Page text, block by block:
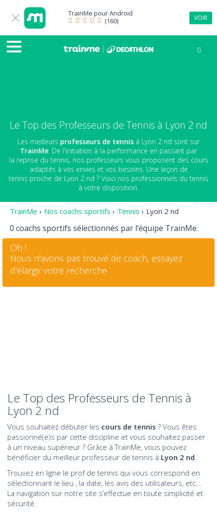
TrainMe pourAndroid
(160)
VOIR
Le Top des Professeurs de Tennis à Lyon 2 nd
Les meilleurs professeurs de tennis à Lyon 2 nd sont sur
TrainMe . De l'initiation à la performance en passant par
la reprise du tennis, nos professeurs vous proposent des cours
adaptés à vos envies et vos besoins. Une leçon de
tennis proche de Lyon 2 nd ? Voici nos professionnels du tennis
à votre disposition.
TrainMe › Nos coachs sportifs › Tennis › Lyon 2 nd
0 coachs sportifs sélectionnés par l’équipe TrainMe.
Oh !
Nous n'avons pas trouvé de coach, essayez
d'élargir votre recherche
Le Top des Professeurs de Tennis à
Lyon 2 nd
Vous souhaitez débuter les cours de tennis ? Vous êtes
passionné(e)s par cette discipline et vous souhaitez passer
à un niveau supérieur ? Grâce à TrainMe, vous pouvez
bénéficier du meilleur professeur de tennis à Lyon 2 nd.
Trouvez en ligne le prof de tennis qui vous correspond en
sélectionnant le lieu , la date, les avis des utilisateurs, etc...
La navigation sur notre site s’effectue en toute simplicité et
sécurité.